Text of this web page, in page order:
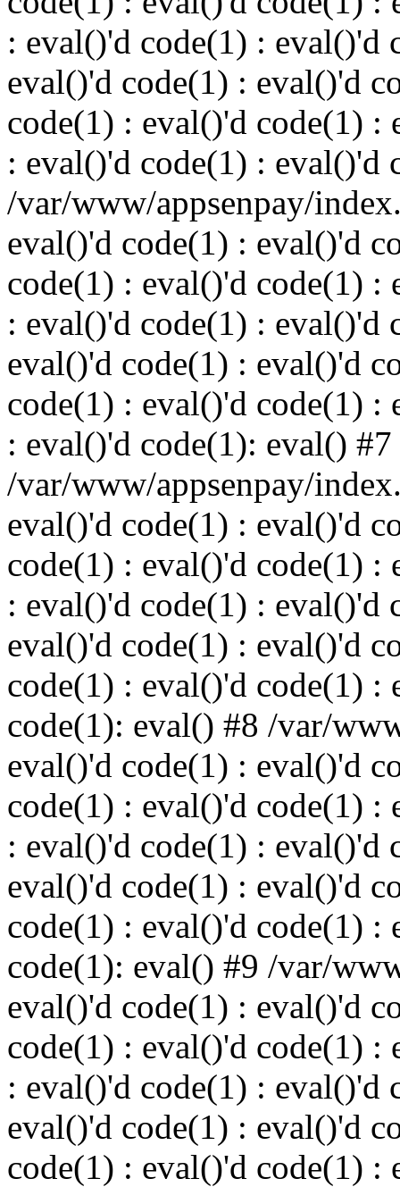
: eval()'d code(1) : eval()'d
eval()'d code(1) : eval()'d
code(1) : eval()'d code(1) :
: eval()'d code(1) : eval()'d
/var/www/appsenpay/
eval()'d code(1) : eval()'d
code(1) : eval()'d code(1) :
: eval()'d code(1) : eval()'d
eval()'d code(1) : eval()'d
code(1) : eval()'d code(1) :
: eval()'d code(1): eval() #7
/var/www/appsenpay/
eval()'d code(1) : eval()'d
code(1) : eval()'d code(1) :
: eval()'d code(1) : eval()'d
eval()'d code(1) : eval()'d
code(1) : eval()'d code(1) :
code(1): eval() #8 /var/
eval()'d code(1) : eval()'d
code(1) : eval()'d code(1) :
: eval()'d code(1) : eval()'d
eval()'d code(1) : eval()'d
code(1) : eval()'d code(1) :
code(1): eval() #9 /var/
eval()'d code(1) : eval()'d
code(1) : eval()'d code(1) :
: eval()'d code(1) : eval()'d
eval()'d code(1) : eval()'d
code(1) : eval()'d code(1) :